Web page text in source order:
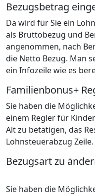
Bezugsbetrag
Da wird für Sie ein
als Bruttobezug und
angenommen, nach
die Netto Bezug. Man
ein Infozeile wie es
Familienbonus+
Sie haben die
einem Regler für
Alt zu betätigen, das
Lohnsteuerabzug Zeile.
Bezugsart zu
Sie haben die